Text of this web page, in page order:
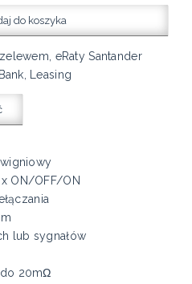
do koszyka
eRaty Santander
Leasing
x ON/OFF/ON
lub sygnałów
do 20mΩ